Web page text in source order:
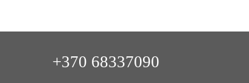
+370 68337090